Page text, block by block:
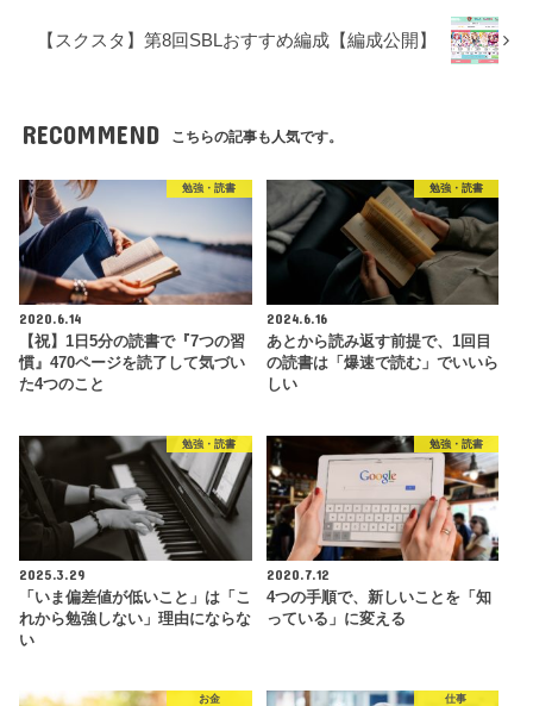
【スクスタ】第8回SBLおすすめ編成【編成公開】
RECOMMEND こちらの記事も人気です。
勉強・読書
2020.6.14
【祝】1日5分の読書で『7つの習
慣』470ページを読了して気づい
た4つのこと
勉強・読書
2024.6.16
あとから読み返す前提で、1回目
の読書は「爆速で読む」でいいら
しい
勉強・読書
2025.3.29
「いま偏差値が低いこと」は「こ
れから勉強しない」理由にならな
い
勉強・読書
2020.7.12
4つの手順で、新しいことを「知
っている」に変える
お金 仕事